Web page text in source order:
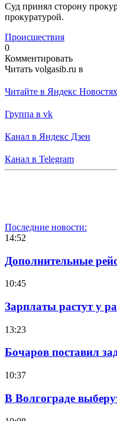
Суд принял сторону
прокуратурой.
Происшествия
0
Комментировать
Читать volgasib.ru в
Читайте в Яндекс Новостях
Группа в vk
Канал в Яндекс Дзен
Канал в Telegram
Последние новости:
14:52
Дополнительные
10:45
Зарплаты растут у
13:23
Бочаров поставил
10:37
В Волгограде